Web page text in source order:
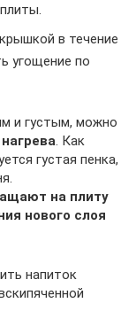
в течение
угощение по
и густым, можно
. Как
густая пенка,
на плиту
нового слоя
напиток